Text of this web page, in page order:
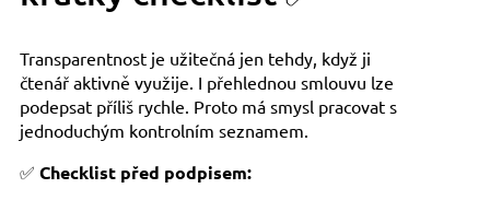
Transparentnost je užitečná jen tehdy, když ji
čtenář aktivně využije. I přehlednou smlouvu lze
podepsat příliš rychle. Proto má smysl pracovat s
jednoduchým kontrolním seznamem.
✅ Checklist před podpisem: